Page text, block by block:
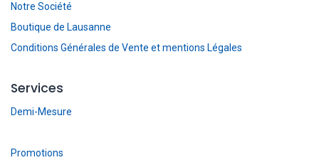
Notre Société
Boutique de Lausanne
Conditions Générales de Vente et mentions Légales
Services
Demi-Mesure
Promotions